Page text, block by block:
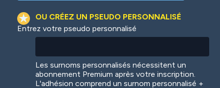
Colorful
OU CRÉEZ UN PSEUDO PERSONNALISÉ
Entrez votre pseudo personnalisé
Les surnoms personnalisés nécessitent un
abonnement Premium après votre inscription.
L'adhésion comprend un surnom personnalisé +